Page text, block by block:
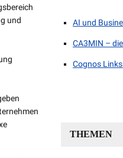
und
AI und
CA3MIN –
Cognos
THEMEN